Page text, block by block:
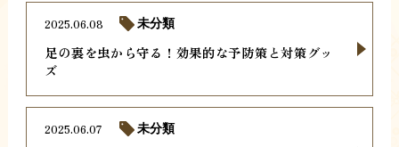
足の裏を虫から守る！効果的な予防策と対策グッ
ズ
2025.06.08 未分類
2025.06.07 未分類